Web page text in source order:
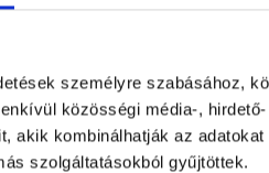
személyre szabásához,
közösségi média-,
akik kombinálhatják az
szolgáltatásokból gyűjtöttek.
Szarvas
szimpatikus
elmondott,
-